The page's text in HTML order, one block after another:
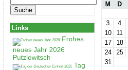
Links
Frohes
neues Jahr 2026
Putzlowitsch
Tag
M
D
3
4
10
11
17
18
24
25
31